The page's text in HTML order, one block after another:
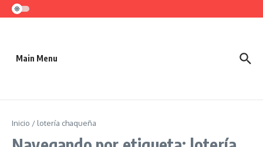
Saltar al contenido
Main Menu
Inicio / lotería chaqueña